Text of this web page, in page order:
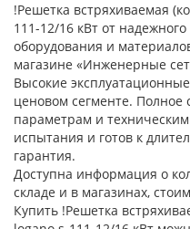
!Решетка встряхиваемая
111-12/16 кВт от
оборудования и
магазине «Инженерные
Высокие
ценовом сегменте. Полное
параметрам и
испытания и готов к
гарантия.
Доступна информация о
складе и в магазинах,
Купить !Решетка